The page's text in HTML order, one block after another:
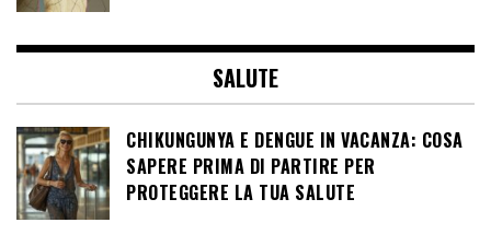
SALUTE
CHIKUNGUNYA E DENGUE IN VACANZA: COSA
SAPERE PRIMA DI PARTIRE PER
PROTEGGERE LA TUA SALUTE